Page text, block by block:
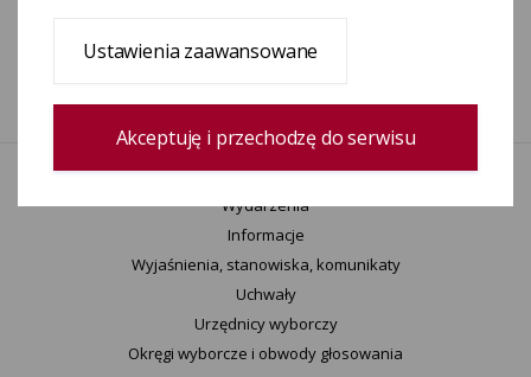
Data modyfikacji
31-12-2025 10:30
Wydarzenia
Informacje
Wyjaśnienia, stanowiska, komunikaty
Uchwały
Urzędnicy wyborczy
Okręgi wyborcze i obwody głosowania
Ustawienia zaawansowane
Akceptuję i przechodzę do serwisu